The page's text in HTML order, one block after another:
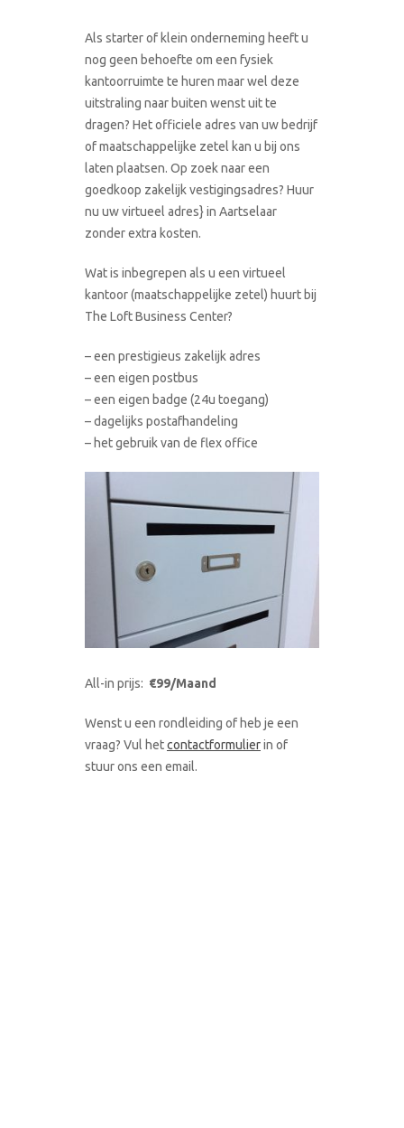
Als starter of klein onderneming heeft u
nog geen behoefte om een fysiek
kantoorruimte te huren maar wel deze
uitstraling naar buiten wenst uit te
dragen? Het officiele adres van uw bedrijf
of maatschappelijke zetel kan u bij ons
laten plaatsen. Op zoek naar een
goedkoop zakelijk vestigingsadres? Huur
nu uw virtueel adres} in Aartselaar
zonder extra kosten.
Wat is inbegrepen als u een virtueel
kantoor (maatschappelijke zetel) huurt bij
The Loft Business Center?
– een prestigieus zakelijk adres
– een eigen postbus
– een eigen badge (24u toegang)
– dagelijks postafhandeling
– het gebruik van de flex office
All-in prijs: €99/Maand
Wenst u een rondleiding of heb je een
vraag? Vul hetcontactformulierin of
stuur ons een email.